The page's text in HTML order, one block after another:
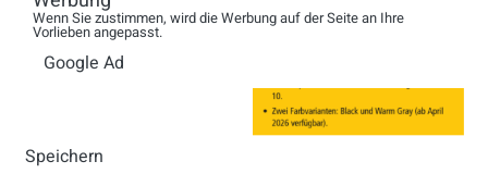
Wenn Sie zustimmen, wird die Werbung auf der Seite an Ihre
Vorlieben angepasst.
Google Ad
Speichern